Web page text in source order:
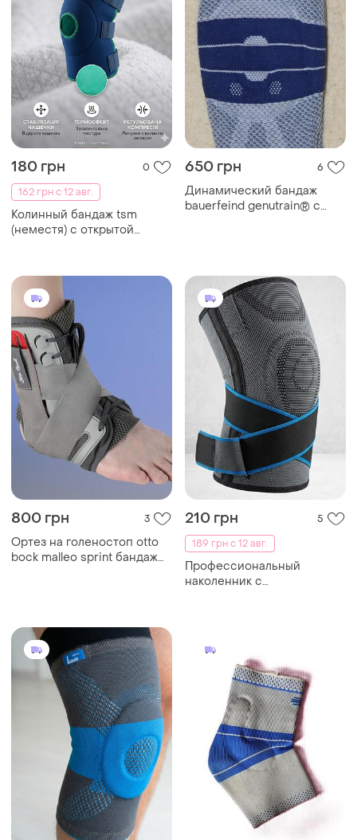
180 грн
0
162 грн с 12 авг.
Колинный бандаж tsm
(неместя) с открытой
650 грн 6
Динамический бандаж
bauerfeind genutrain® с
800 грн 3
Ортез на голеностоп otto
bock malleo sprint бандаж
210 грн
5
189 грн с 12 авг.
Профессиональный
наколенник с